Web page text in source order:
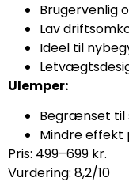
Brugervenlig
Lav
Ideel til
Ulemper:
Begrænset til
Mindre
Pris: 499–699 kr.
Vurdering: 8,2/10